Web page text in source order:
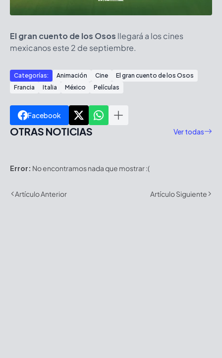
El gran cuento de los Osos llegará a los cines
mexicanos este 2 de septiembre.
Categorías: Animación Cine
El gran cuento de los Osos
Francia
Italia México Películas
Facebook
OTRAS NOTICIAS Ver todas
Error: No encontramos nada que mostrar :(
Artículo Anterior Artículo Siguiente